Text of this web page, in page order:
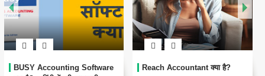
Xero Accounting Software
Vyapar Accounting Software